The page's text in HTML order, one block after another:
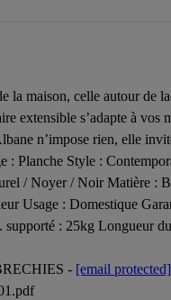
maison, celle autour de
extensible s’adapte à vos
n’impose rien, elle
: Planche Style :
/ Noyer / Noir Matière :
Usage : Domestique
: 25kg Longueur
- [email protected]